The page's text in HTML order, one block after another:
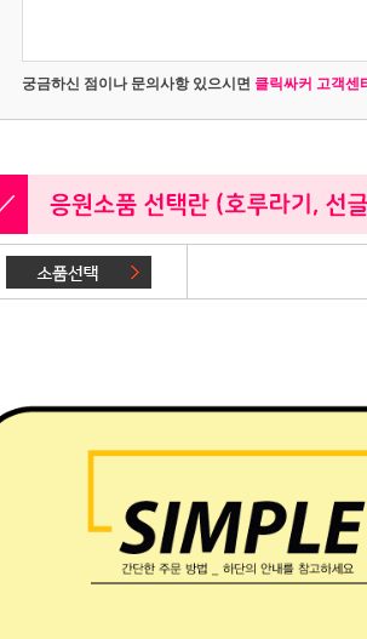
궁금하신 점이나 문의사항 있으시면 클릭싸커 고객센